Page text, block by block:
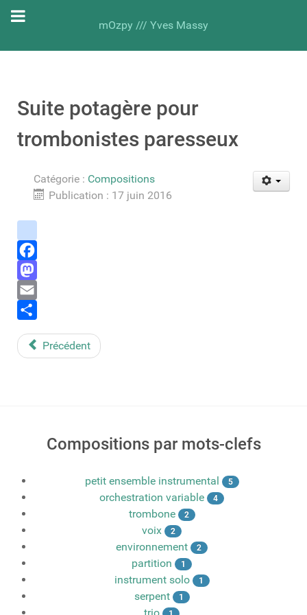
mOzpy /// Yves Massy
Suite potagère pour
trombonistes paresseux
Catégorie : Compositions
Publication : 17 juin 2016
instagram
Facebook
Mastodon
Email
Précédent
Compositions par mots-clefs
petit ensemble instrumental 5
orchestration variable 4
trombone 2
voix 2
environnement 2
partition 1
instrument solo 1
serpent 1